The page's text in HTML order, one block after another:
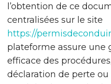
l’obtention de ce
centralisées sur le site
https://
plateforme assure une
efficace des
déclaration de perte